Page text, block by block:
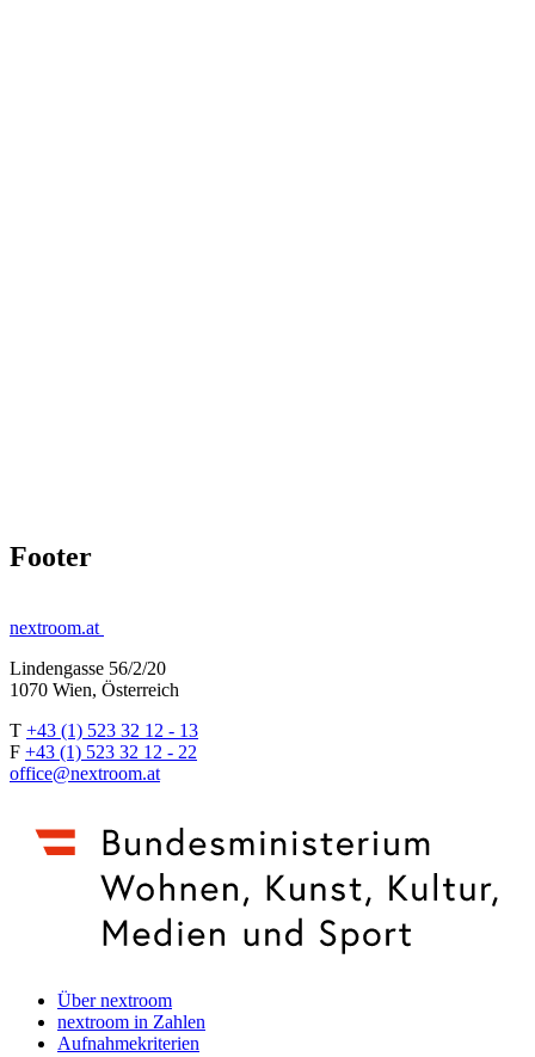
Footer
nextroom.at
Lindengasse 56/2/20
1070 Wien, Österreich
T +43 (1) 523 32 12 - 13
F +43 (1) 523 32 12 - 22
office@nextroom.at
Über nextroom
nextroom in Zahlen
Aufnahmekriterien